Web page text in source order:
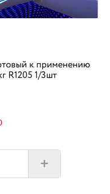
к применению
1/3шт
+